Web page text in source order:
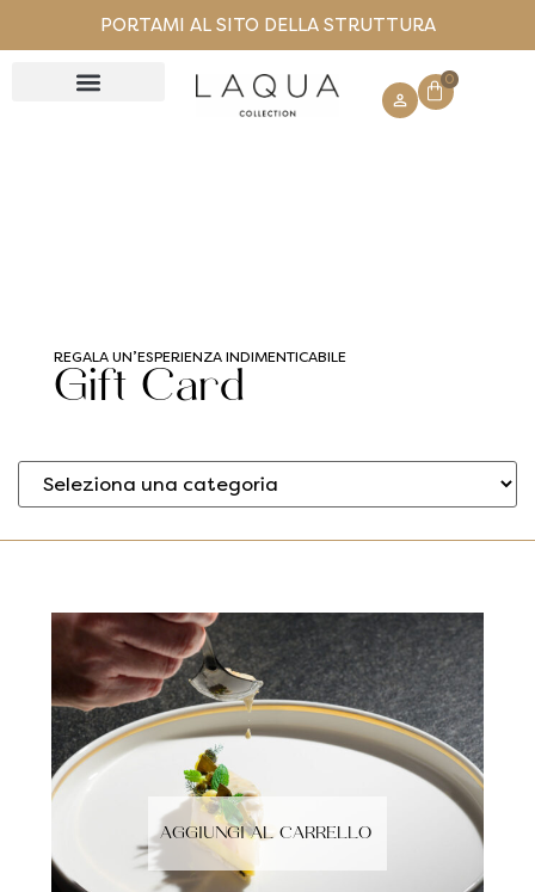
PORTAMI AL SITO DELLA STRUTTURA
0
REGALA UN’ESPERIENZA INDIMENTICABILE​
Gift Card
AGGIUNGI AL CARRELLO